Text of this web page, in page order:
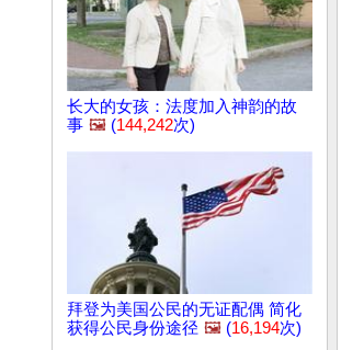
长大的女孩：法度加入神韵的故
事 🖼️ (144,242次)
拜登为美国公民的无证配偶 简化
获得公民身份途径 🖼️ (16,194次)